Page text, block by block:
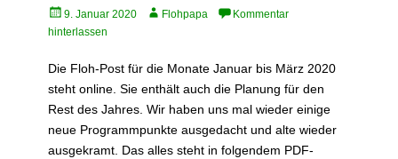
Veröffentlicht
am
9. Januar 2020 AutorFlohpapa
Kommentar
hinterlassen
Die Floh-Post für die Monate Januar bis März 2020
steht online. Sie enthält auch die Planung für den
Rest des Jahres. Wir haben uns mal wieder einige
neue Programmpunkte ausgedacht und alte wieder
ausgekramt. Das alles steht in folgendem PDF-